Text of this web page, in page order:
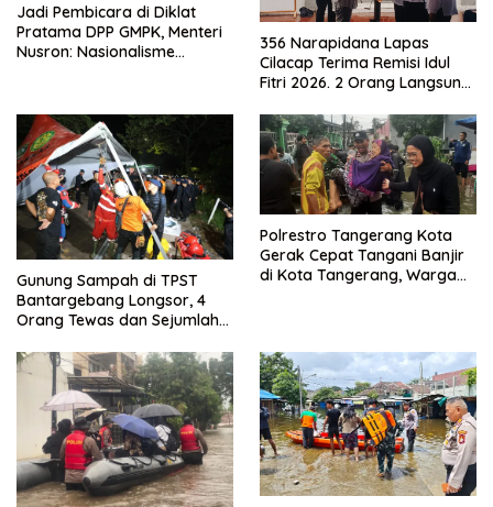
Jadi Pembicara di Diklat
Pratama DPP GMPK, Menteri
Nusron: Nasionalisme
356 Narapidana Lapas
Cilacap Terima Remisi Idul
Fitri 2026. 2 Orang Langsung
Gunung Sampah di TPST
Bantargebang Longsor, 4
Orang Tewas dan Sejumlah
Polrestro Tangerang Kota
Gerak Cepat Tangani Banjir
di Kota Tangerang, Warga